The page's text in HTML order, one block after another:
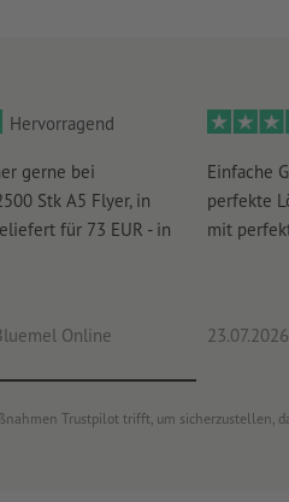
Hervorragend
gerne bei
Stk A5 Flyer, in
für 73 EUR - in
Online
Einfache
perfekte
mit
23.07.2026
Trustpilot trifft, um sicherzustellen,